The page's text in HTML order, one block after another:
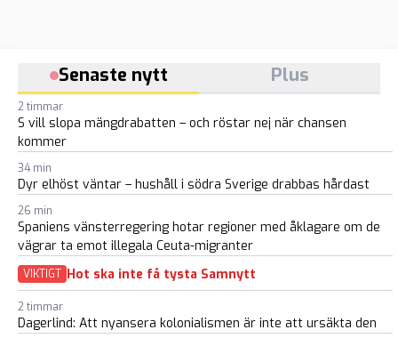
Senaste nytt Plus
2 timmar
S vill slopa mängdrabatten – och röstar nej när chansen
kommer
34 min
Dyr elhöst väntar – hushåll i södra Sverige drabbas hårdast
26 min
Spaniens vänsterregering hotar regioner med åklagare om de
vägrar ta emot illegala Ceuta-migranter
VIKTIGT Hot ska inte få tysta Samnytt
2 timmar
Dagerlind: Att nyansera kolonialismen är inte att ursäkta den